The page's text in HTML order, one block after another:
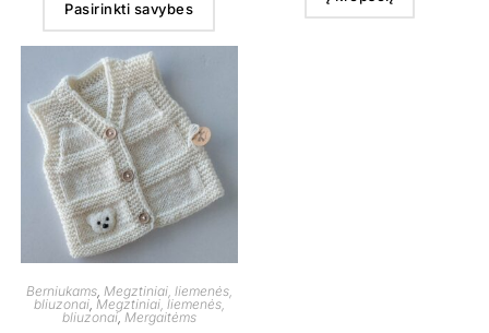
Pasirinkti savybes
Berniukams, Megztiniai, liemenės,
bliuzonai, Megztiniai, liemenės,
bliuzonai, Mergaitėms